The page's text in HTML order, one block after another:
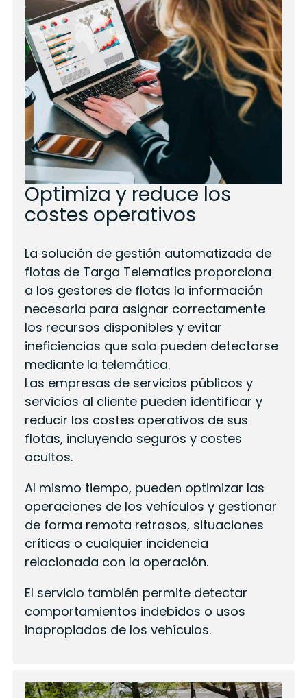
Optimiza y reduce los
costes operativos
La solución de gestión automatizada de
flotas de Targa Telematics proporciona
a los gestores de flotas la información
necesaria para asignar correctamente
los recursos disponibles y evitar
ineficiencias que solo pueden detectarse
mediante la telemática.
Las empresas de servicios públicos y
servicios al cliente pueden identificar y
reducir los costes operativos de sus
flotas, incluyendo seguros y costes
ocultos.
Al mismo tiempo, pueden optimizar las
operaciones de los vehículos y gestionar
de forma remota retrasos, situaciones
críticas o cualquier incidencia
relacionada con la operación.
El servicio también permite detectar
comportamientos indebidos o usos
inapropiados de los vehículos.